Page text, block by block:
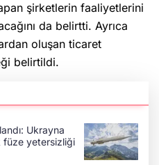
şirketlerin faaliyetlerini
da belirtti. Ayrıca
oluşan ticaret
belirtildi.
Ukrayna
füze yetersizliği